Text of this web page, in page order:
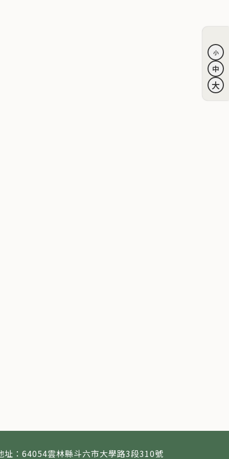
址：64054雲林縣斗六市大學路3段310號